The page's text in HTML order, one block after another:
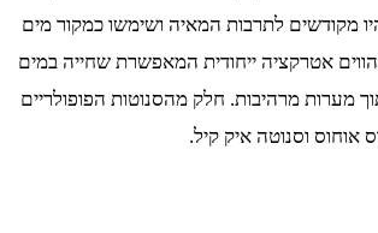
מקודשים לתרבות המאיה ושימשו כמקור מים
אטרקציה ייחודית המאפשרת שחייה במים
מערות מרהיבות. חלק מהסנוטות הפופולריים
אוחוס וסנוטה איק קיל.